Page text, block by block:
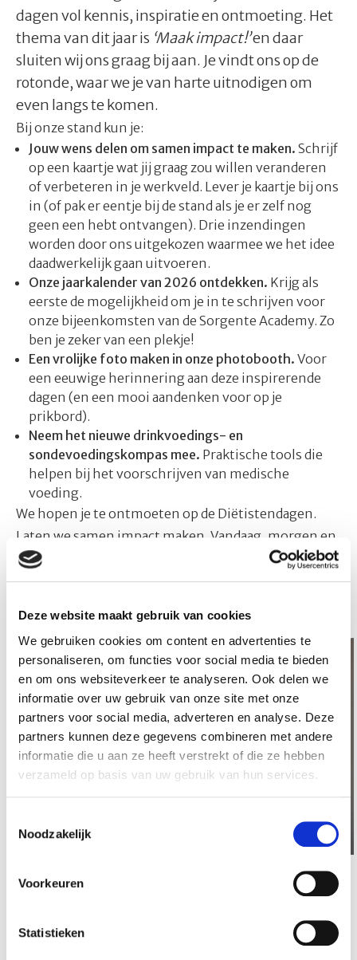
Deze website maakt gebruik van cookies
We gebruiken cookies om content en advertenties te
personaliseren, om functies voor social media te bieden
en om ons websiteverkeer te analyseren. Ook delen we
informatie over uw gebruik van onze site met onze
partners voor social media, adverteren en analyse. Deze
partners kunnen deze gegevens combineren met andere
informatie die u aan ze heeft verstrekt of die ze hebben
verzameld op basis van uw gebruik van hun services.
Noodzakelijk
Voorkeuren
Statistieken
dagen vol kennis, inspiratie en ontmoeting. Het
thema van dit jaar is ‘Maak impact!’en daar
sluiten wij ons graag bij aan. Je vindt ons op de
rotonde, waar we je van harte uitnodigen om
even langs te komen.
Bij onze stand kun je:
Jouw wens delen om samen impact te maken. Schrijf
op een kaartje wat jij graag zou willen veranderen
of verbeteren in je werkveld. Lever je kaartje bij ons
in (of pak er eentje bij de stand als je er zelf nog
geen een hebt ontvangen). Drie inzendingen
worden door ons uitgekozen waarmee we het idee
daadwerkelijk gaan uitvoeren.
Onze jaarkalender van 2026 ontdekken. Krijg als
eerste de mogelijkheid om je in te schrijven voor
onze bijeenkomsten van de Sorgente Academy. Zo
ben je zeker van een plekje!
Een vrolijke foto maken in onze photobooth. Voor
een eeuwige herinnering aan deze inspirerende
dagen (en een mooi aandenken voor op je
prikbord).
Neem het nieuwe drinkvoedings- en
sondevoedingskompas mee. Praktische tools die
helpen bij het voorschrijven van medische
voeding.
We hopen je te ontmoeten op de Diëtistendagen.
Laten we samen impact maken. Vandaag, morgen en
in de toekomst!
Het laatste nieuws
Versterking gezocht:
Lees meer
Lees meer over Versterking gezocht: